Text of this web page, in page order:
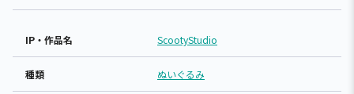
IP・作品名 ScootyStudio
種類 ぬいぐるみ